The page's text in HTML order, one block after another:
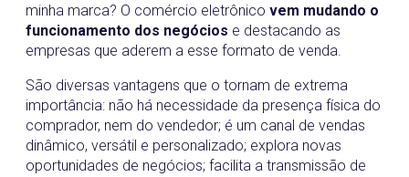
minha marca? O comércio eletrônico vem mudando o
funcionamento dos negócios e destacando as
empresas que aderem a esse formato de venda.
São diversas vantagens que o tornam de extrema
importância: não há necessidade da presença física do
comprador, nem do vendedor; é um canal de vendas
dinâmico, versátil e personalizado; explora novas
oportunidades de negócios; facilita a transmissão de